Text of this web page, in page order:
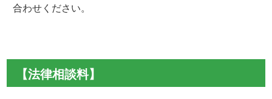
合わせください。
【法律相談料】